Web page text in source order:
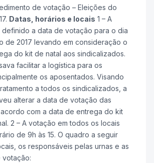
de votação – Eleições do
Datas, horários e locais 1 – A
definido a data de votação para o dia
de 2017 levando em consideração o
do kit de natal aos sindicalizados.
facilitar a logística para os
os aposentados. Visando
a todos os sindicalizados, a
alterar a data de votação das
com a data de entrega do kit
2 – A votação em todos os locais
de 9h às 15. O quadro a seguir
os responsáveis pelas urnas e as
votação: